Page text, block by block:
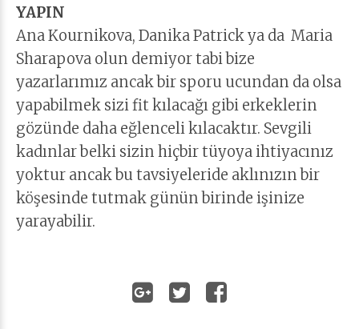
YAPIN
Ana Kournikova, Danika Patrick ya da Maria
Sharapova olun demiyor tabi bize
yazarlarımız ancak bir sporu ucundan da olsa
yapabilmek sizi fit kılacağı gibi erkeklerin
gözünde daha eğlenceli kılacaktır. Sevgili
kadınlar belki sizin hiçbir tüyoya ihtiyacınız
yoktur ancak bu tavsiyeleride aklınızın bir
köşesinde tutmak günün birinde işinize
yarayabilir.